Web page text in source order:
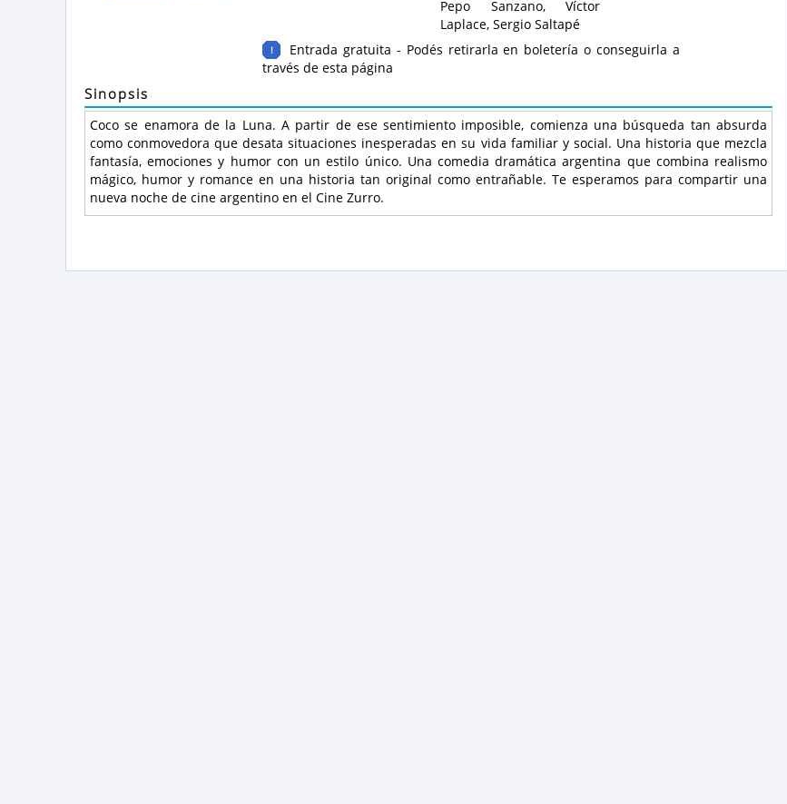
Pepo Sanzano, Víctor
Laplace, Sergio Saltapé
!
Entrada gratuita - Podés retirarla en boletería o conseguirla a
través de esta página
Sinopsis
Coco se enamora de la Luna. A partir de ese sentimiento imposible, comienza una búsqueda tan absurda
como conmovedora que desata situaciones inesperadas en su vida familiar y social. Una historia que mezcla
fantasía, emociones y humor con un estilo único. Una comedia dramática argentina que combina realismo
mágico, humor y romance en una historia tan original como entrañable. Te esperamos para compartir una
nueva noche de cine argentino en el Cine Zurro.